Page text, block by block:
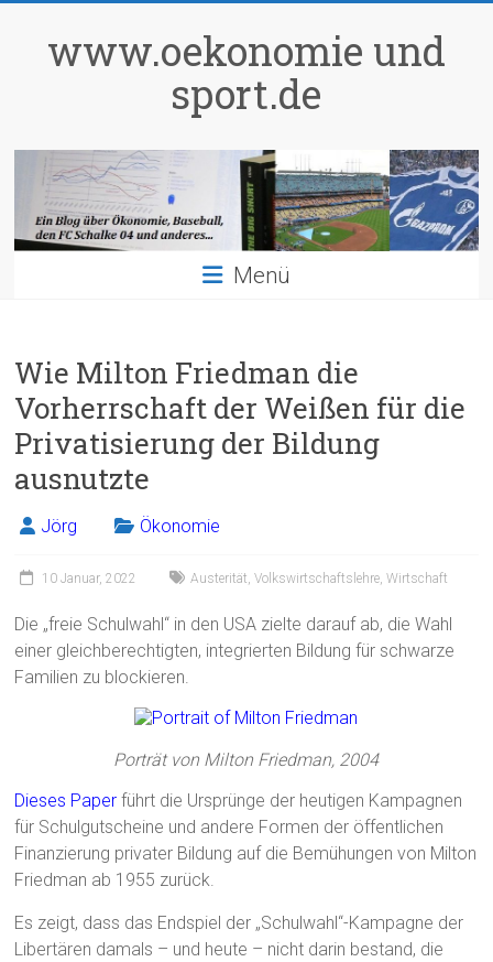
springenwww.oekonomie und
sport.de
Menü
Wie Milton Friedman die
Vorherrschaft der Weißen für die
Privatisierung der Bildung
ausnutzte
Jörg Ökonomie
10 Januar, 2022 Austerität,Volkswirtschaftslehre,Wirtschaft
Die „freie Schulwahl“ in den USA zielte darauf ab, die Wahl
einer gleichberechtigten, integrierten Bildung für schwarze
Familien zu blockieren.
Porträt von Milton Friedman, 2004
Dieses Paper führt die Ursprünge der heutigen Kampagnen
für Schulgutscheine und andere Formen der öffentlichen
Finanzierung privater Bildung auf die Bemühungen von Milton
Friedman ab 1955 zurück.
Es zeigt, dass das Endspiel der „Schulwahl“-Kampagne der
Libertären damals – und heute – nicht darin bestand, die